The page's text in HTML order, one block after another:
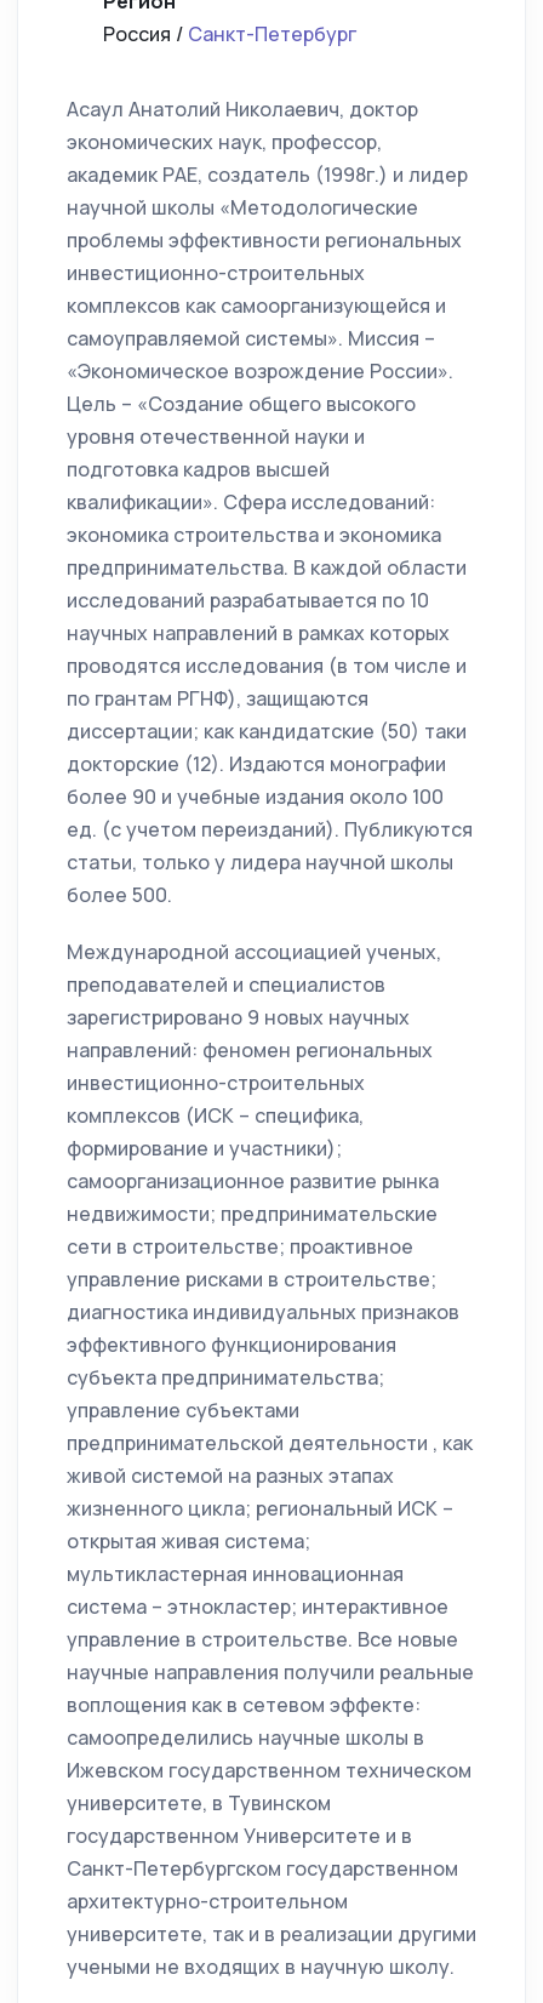
Россия / Санкт-Петербург
Асаул Анатолий Николаевич, доктор
экономических наук, профессор,
академик РАЕ, создатель (1998г.) и лидер
научной школы «Методологические
проблемы эффективности региональных
инвестиционно-строительных
комплексов как самоорганизующейся и
самоуправляемой системы». Миссия –
«Экономическое возрождение России».
Цель – «Создание общего высокого
уровня отечественной науки и
подготовка кадров высшей
квалификации». Сфера исследований:
экономика строительства и экономика
предпринимательства. В каждой области
исследований разрабатывается по 10
научных направлений в рамках которых
проводятся исследования (в том числе и
по грантам РГНФ), защищаются
диссертации; как кандидатские (50) таки
докторские (12). Издаются монографии
более 90 и учебные издания около 100
ед. (с учетом переизданий). Публикуются
статьи, только у лидера научной школы
более 500.
Международной ассоциацией ученых,
преподавателей и специалистов
зарегистрировано 9 новых научных
направлений: феномен региональных
инвестиционно-строительных
комплексов (ИСК – специфика,
формирование и участники);
самоорганизационное развитие рынка
недвижимости; предпринимательские
сети в строительстве; проактивное
управление рисками в строительстве;
диагностика индивидуальных признаков
эффективного функционирования
субъекта предпринимательства;
управление субъектами
предпринимательской деятельности , как
живой системой на разных этапах
жизненного цикла; региональный ИСК –
открытая живая система;
мультикластерная инновационная
система – этнокластер; интерактивное
управление в строительстве. Все новые
научные направления получили реальные
воплощения как в сетевом эффекте:
самоопределились научные школы в
Ижевском государственном техническом
университете, в Тувинском
государственном Университете и в
Санкт-Петербургском государственном
архитектурно-строительном
университете, так и в реализации другими
учеными не входящих в научную школу.